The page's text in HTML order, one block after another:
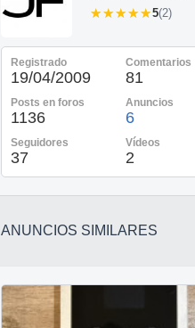
★★★★★
★★★★★5(2)
Registrado
19/04/2009
Comentarios
81
Posts en foros
1136
Anuncios
6
Seguidores
37
Vídeos
2
ANUNCIOS SIMILARES